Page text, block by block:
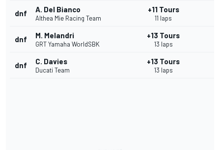
dnf A. Del Bianco
Althea Mie Racing Team
+11 Tours
11 laps
dnf M. Melandri
GRT Yamaha WorldSBK
+13 Tours
13 laps
dnf C. Davies
Ducati Team
+13 Tours
13 laps